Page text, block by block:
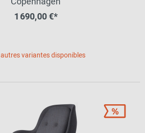
1 690,00 €*
autres variantes disponibles